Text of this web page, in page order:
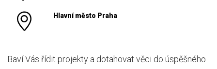
Hlavní město Praha
Baví Vás řídit projekty a dotahovat věci do úspěšného